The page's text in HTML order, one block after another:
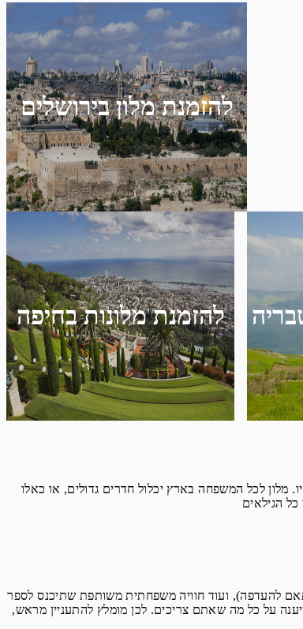
להזמנת מלון בירושלים
להזמנת מלונות בחיפה
מלון לכל המשפחה בארץ יכלול חדרים גדולים, או כאלו
כל הגילאים
להעדפה), ועוד חוויה משפחתית משותפת שתיכנס לספר
על כל מה שאתם צריכים. לכן מומלץ להתעניין מראש,